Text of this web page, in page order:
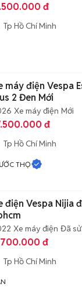
đ
Tp Hồ Chí Minh
máy điện Vespa
2 Đen Mới
Xe máy điện Mới
đ
Tp Hồ Chí Minh
THỌ
điện Vespa Nijia
Xe máy điện Đã
đ
Tp Hồ Chí Minh